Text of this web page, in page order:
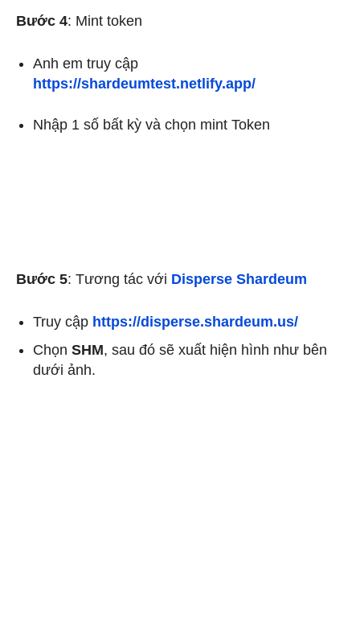
Bước 4: Mint token
Anh em truy cập
https://shardeumtest.netlify.app/
Nhập 1 số bất kỳ và chọn mint Token
Bước 5: Tương tác với Disperse Shardeum
Truy cập https://disperse.shardeum.us/
Chọn SHM, sau đó sẽ xuất hiện hình như bên
dưới ảnh.